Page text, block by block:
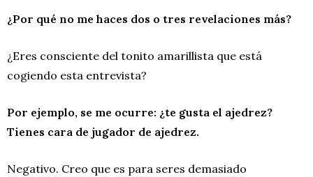
¿Por qué no me haces dos o tres revelaciones más?
¿Eres consciente del tonito amarillista que está
cogiendo esta entrevista?
Por ejemplo, se me ocurre: ¿te gusta el ajedrez?
Tienes cara de jugador de ajedrez.
Negativo. Creo que es para seres demasiado